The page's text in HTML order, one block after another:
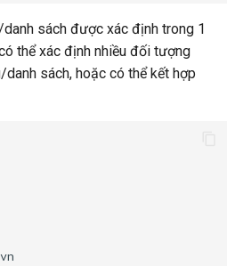
sách được xác định trong 1
thể xác định nhiều đối tượng
sách, hoặc có thể kết hợp